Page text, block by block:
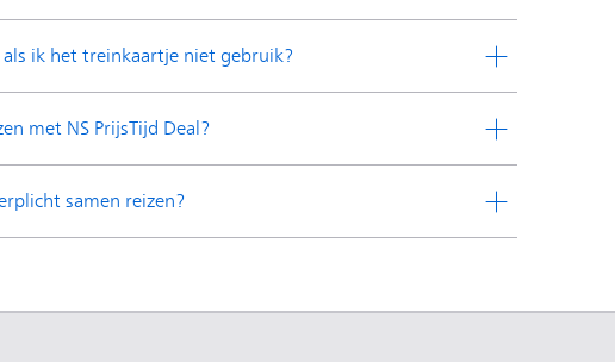
ik het treinkaartje niet gebruik?
met NS PrijsTijd Deal?
samen reizen?